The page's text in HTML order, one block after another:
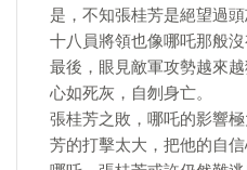
是，不知張桂芳是絕望過
十八員將領也像哪吒那般沒
最後，眼見敵軍攻勢越來
心如死灰，自刎身亡。
張桂芳之敗，哪吒的影響
芳的打擊太大，把他的自